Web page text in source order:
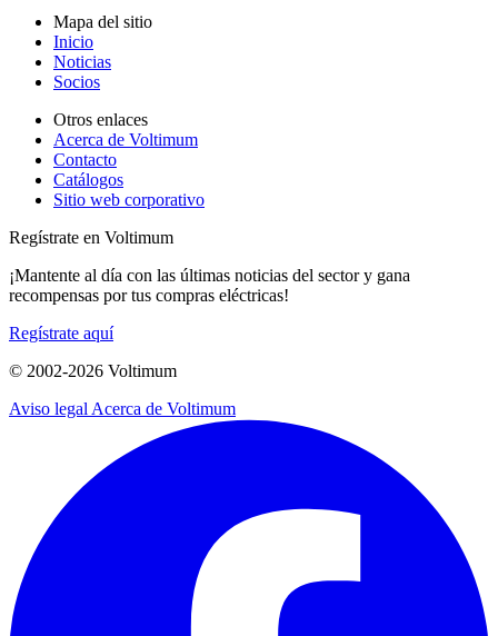
Mapa del sitio
Inicio
Noticias
Socios
Otros enlaces
Acerca de Voltimum
Contacto
Catálogos
Sitio web corporativo
Regístrate en Voltimum
¡Mantente al día con las últimas noticias del sector y gana
recompensas por tus compras eléctricas!
Regístrate aquí
© 2002-2026 Voltimum
Aviso legal Acerca de Voltimum